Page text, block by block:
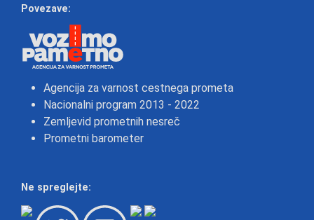
Povezave:
Agencija za varnost cestnega prometa
Nacionalni program 2013 - 2022
Zemljevid prometnih nesreč
Prometni barometer
Ne spreglejte: